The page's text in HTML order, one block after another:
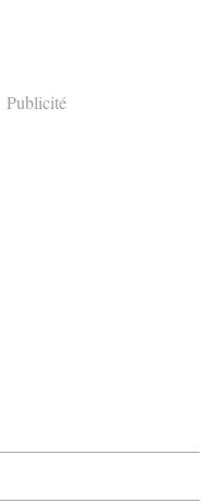
Publicité